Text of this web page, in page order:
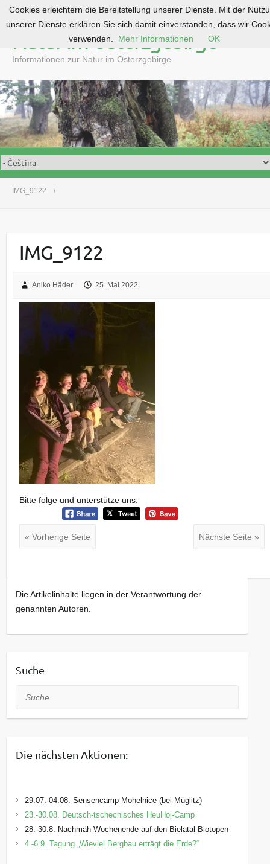
o
c
n
t
e
n
Natur im Osterzgebirge
Informationen zur Natur im Osterzgebirge
IMG_9122
IMG_9122
Aniko Häder 25. Mai 2022
Bitte folge und unterstütze uns:
« Vorherige Seite Nächste Seite »
Die Artikelinhalte liegen in der Verantwortung der
genannten Autoren.
Suche
Suche
Die nächsten Aktionen:
29.07.-04.08. Sensencamp Mohelnice (bei Müglitz)
23.-30.08. Deutsch-tschechisches HeuHoj-Camp
28.-30.8. Nachmäh-Wochenende auf den Bielatal-Biotopen
4.-6.9. Tagung „Wieviel Bergbau erträgt die Erde?“
Cookies erleichtern die Bereitstellung unserer Dienste. Mit der
unserer Dienste erklären Sie sich damit einverstanden, dass wir
verwenden.
Mehr Informationen OK